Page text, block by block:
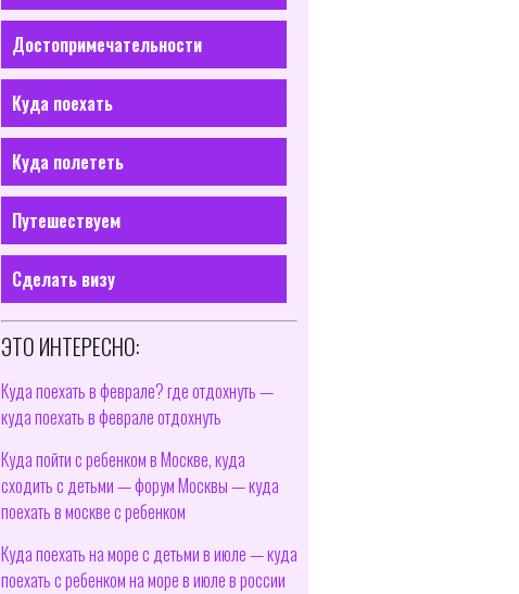
Достопримечательности
Куда поехать
Куда полететь
Путешествуем
Сделать визу
ЭТО ИНТЕРЕСНО:
Куда поехать в феврале? где отдохнуть —
куда поехать в феврале отдохнуть
Куда пойти с ребенком в Москве, куда
сходить с детьми — форум Москвы — куда
поехать в москве с ребенком
Куда поехать на море с детьми в июле — куда
поехать с ребенком на море в июле в россии